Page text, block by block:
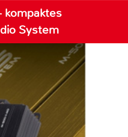
kompaktes
System